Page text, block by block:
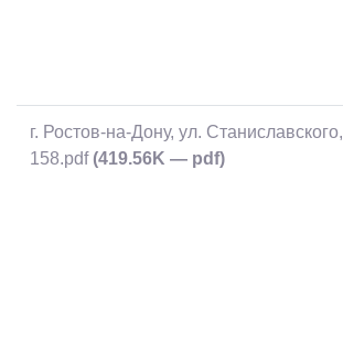
г. Ростов-на-Дону, ул. Станиславского,
158.pdf (419.56K — pdf)